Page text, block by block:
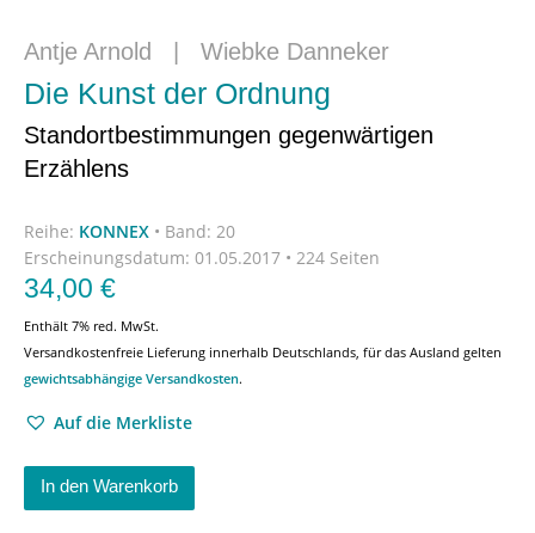
Antje Arnold Wiebke Danneker
Die Kunst der Ordnung
Standortbestimmungen gegenwärtigen
Erzählens
Reihe: KONNEX • Band: 20
Erscheinungsdatum: 01.05.2017 • 224 Seiten
34,00 €
Enthält 7% red. MwSt.
Versandkostenfreie Lieferung innerhalb Deutschlands, für das Ausland gelten
gewichtsabhängige Versandkosten.
Auf die Merkliste
In den Warenkorb